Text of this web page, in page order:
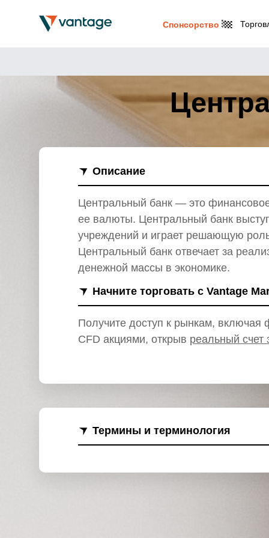
Спонсорство
Описание
Центральный банк — это
ее валюты. Центральный банк
учреждений и играет решающую
Центральный банк отвечает за
денежной массы в экономике.
Начните торговать с Vantage
Получите доступ к рынкам, включая
CFD акциями, открыв реальный счет
Термины и терминология